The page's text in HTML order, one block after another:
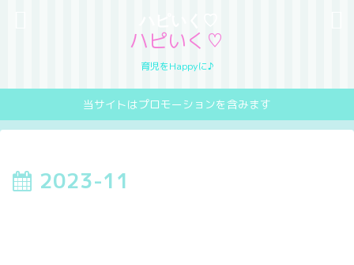
ハピいく♡
育児をHappyに♪
当サイトはプロモーションを含みます
2023-11